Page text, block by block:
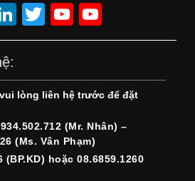
Li
n
e
dI
n
T
wi
er
Y
o
T
u
b
e
o
T
u
b
e
lòng liên hệ trước để đặt
(Mr. Nhân) –
(Ms. Vân Phạm)
(BP.KD) hoặc 08.6859.1260